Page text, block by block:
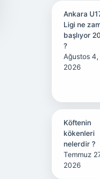
Ankara
Ligi ne
başlıyor
?
Ağustos 4,
2026
Köftenin
kökenleri
nelerdir ?
Temmuz
2026